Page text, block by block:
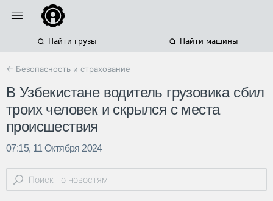
Найти грузы Найти машины
← Безопасность и страхование
В Узбекистане водитель грузовика сбил
троих человек и скрылся с места
происшествия
07:15, 11 Октября 2024